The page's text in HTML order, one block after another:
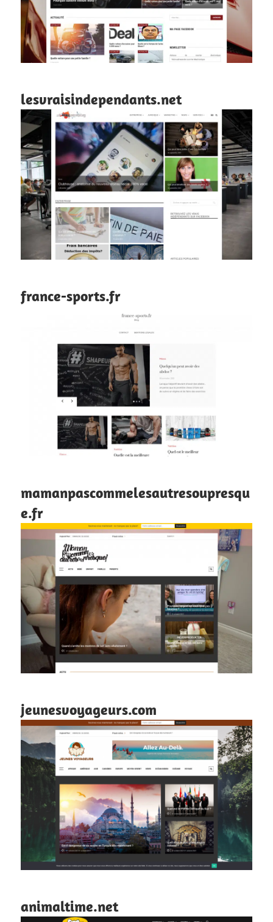
lesvraisindependants.net
france-sports.fr
mamanpascommelesautresoupresqu
e.fr
jeunesvoyageurs.com
animaltime.net